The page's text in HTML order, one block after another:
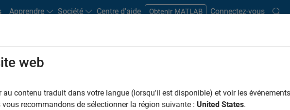
Apprendre Société Centre d'aide Obtenir MATLAB Connectez-vous
web
au contenu traduit dans votre langue (lorsqu'il est disponible) et voir les
vous recommandons de sélectionner la région suivante : United States.